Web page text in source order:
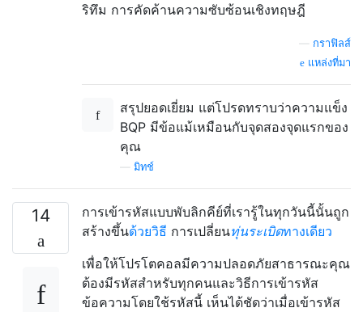
ริทึม การคัดค้านความซับซ้อนเชิงทฤษฎี
กราฟิลส์
แหล่งที่มา
สรุปยอดเยี่ยม แต่โปรดทราบว่าความแข็ง
BQP มีข้อแม้เหมือนกับจุดสองจุดแรกของ
คุณ
มิทช์
14
การเข้ารหัสแบบพับลิกคีย์ที่เรารู้ในทุกวันนี้นั้นถูก
สร้างขึ้นด้วยวิธี การเปลี่ยนทุ่นระเบิดทางเดียว
เพื่อให้โปรโตคอลมีความปลอดภัยสาธารณะคุณ
ต้องมีรหัสสำหรับทุกคนและวิธีการเข้ารหัส
ข้อความโดยใช้รหัสนี้ เห็นได้ชัดว่าเมื่อเข้ารหัส